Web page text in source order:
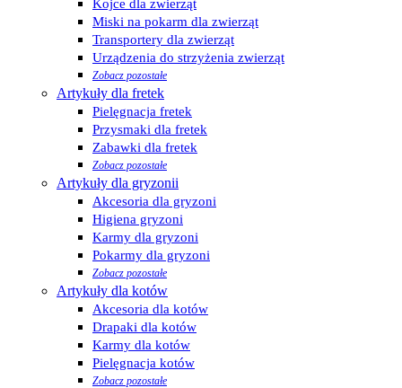
Kojce dla zwierząt
Miski na pokarm dla zwierząt
Transportery dla zwierząt
Urządzenia do strzyżenia zwierząt
Zobacz pozostałe
Artykuły dla fretek
Pielęgnacja fretek
Przysmaki dla fretek
Zabawki dla fretek
Zobacz pozostałe
Artykuły dla gryzonii
Akcesoria dla gryzoni
Higiena gryzoni
Karmy dla gryzoni
Pokarmy dla gryzoni
Zobacz pozostałe
Artykuły dla kotów
Akcesoria dla kotów
Drapaki dla kotów
Karmy dla kotów
Pielęgnacja kotów
Zobacz pozostałe